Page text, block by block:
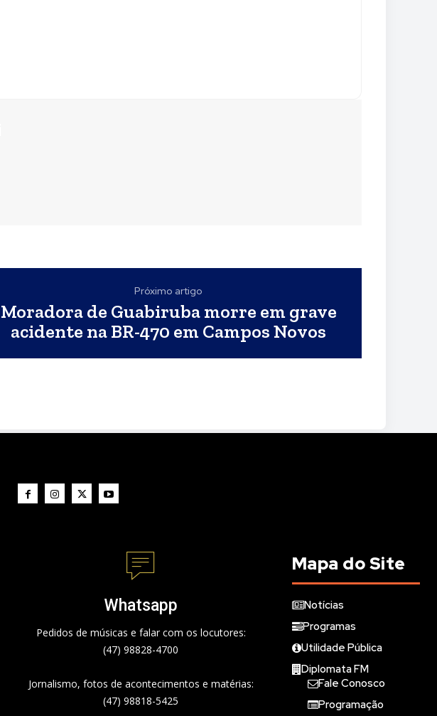
Próximo artigo
Moradora de Guabiruba morre em grave
acidente na BR-470 em Campos Novos
Whatsapp
Pedidos de músicas e falar com os locutores:
(47) 98828-4700
Jornalismo, fotos de acontecimentos e matérias:
(47) 98818-5425
Mapa do Site
Notícias
Programas
Utilidade Pública
Diplomata FM
Fale Conosco
Programação